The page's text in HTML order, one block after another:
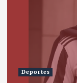
Deportes